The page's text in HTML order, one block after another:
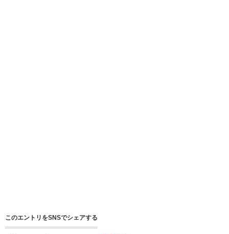
このエントリをSNSでシェアする